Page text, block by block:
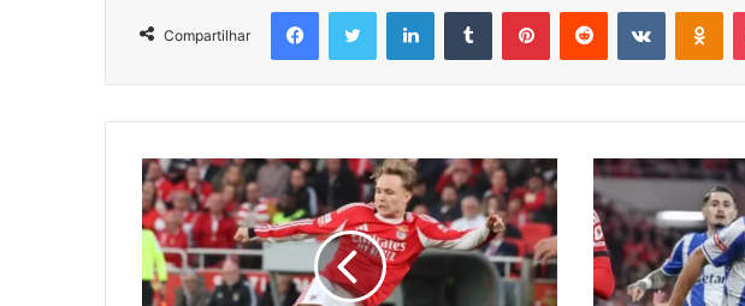
Compartilhar
FacebookTwitter LinkedinTumblr PinterestReddit VK OK